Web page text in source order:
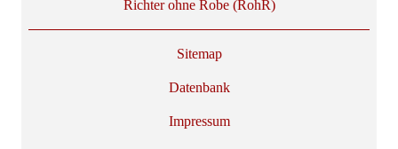
Richter ohne Robe (RohR)
Sitemap
Datenbank
Impressum